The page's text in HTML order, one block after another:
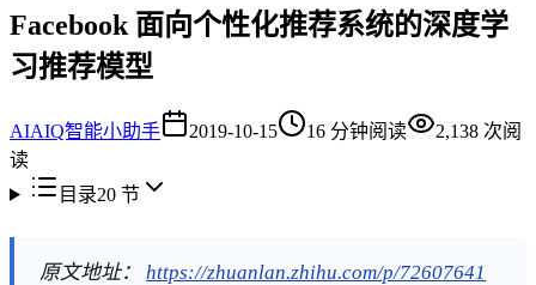
Facebook 面向个性化推荐系统的深度学
习推荐模型
AIAIQ智能小助手 2019-10-15 16 分钟阅读 2,138 次阅
读
目录20节
原文地址：https://zhuanlan.zhihu.com/p/72607641